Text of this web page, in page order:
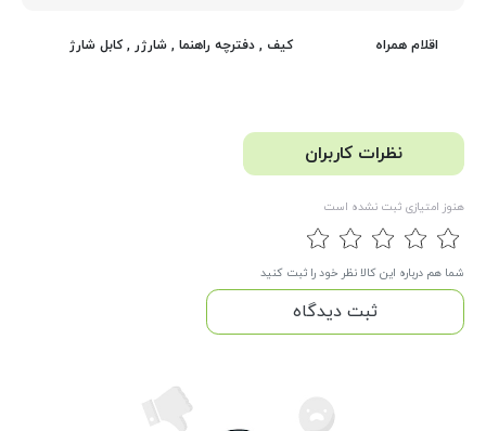
اقلام همراه کیف , دفترچه راهنما , شارژر , کابل شارژ
نظرات کاربران
هنوز امتیازی ثبت نشده است
شما هم درباره این کالا نظر خود را ثبت کنید
ثبت دیدگاه